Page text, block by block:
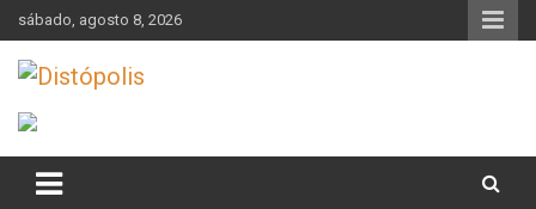
Skip
to
content
sábado, agosto 8, 2026
Distópolis